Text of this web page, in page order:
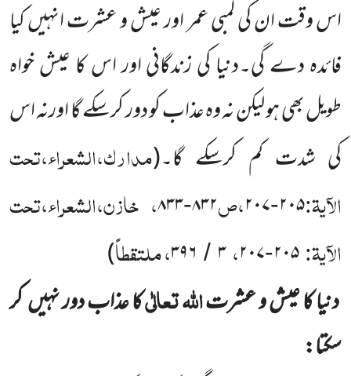
اس وقت ان کیلمبی عمر اور عیش و عشرت انہیں کیا
فائدہ دے گی۔دنیا کی زندگانی اور اس کا عیش خواہ
طویل بھی ہو لیکن نہ وہ عذاب کو دور کرسکے گا اورنہ اس
کی شدت کم کرسکے گا۔(مدارک،الشعراء،تحت
الآیۃ:۲۰۵-۲۰۷،ص۸۳۲-۸۳۳، خازن،الشعراء،تحت
الآیۃ:۲۰۵-۲۰۷،۳ / ۳۹۶، ملتقطاً)
دنیا کا عیش و عشرتاللہتعالٰیکا عذاب دور نہیں کر
سکتا: